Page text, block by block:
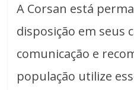
A Corsan está
disposição em seus
comunicação e
população utilize